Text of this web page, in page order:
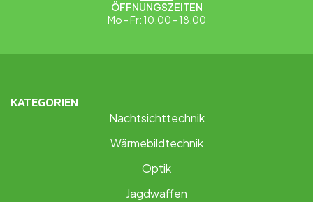
ÖFFNUNGSZEITEN
Mo - Fr: 10.00 - 18.00
KATEGORIEN
Nachtsichttechnik
Wärmebildtechnik
Optik
Jagdwaffen